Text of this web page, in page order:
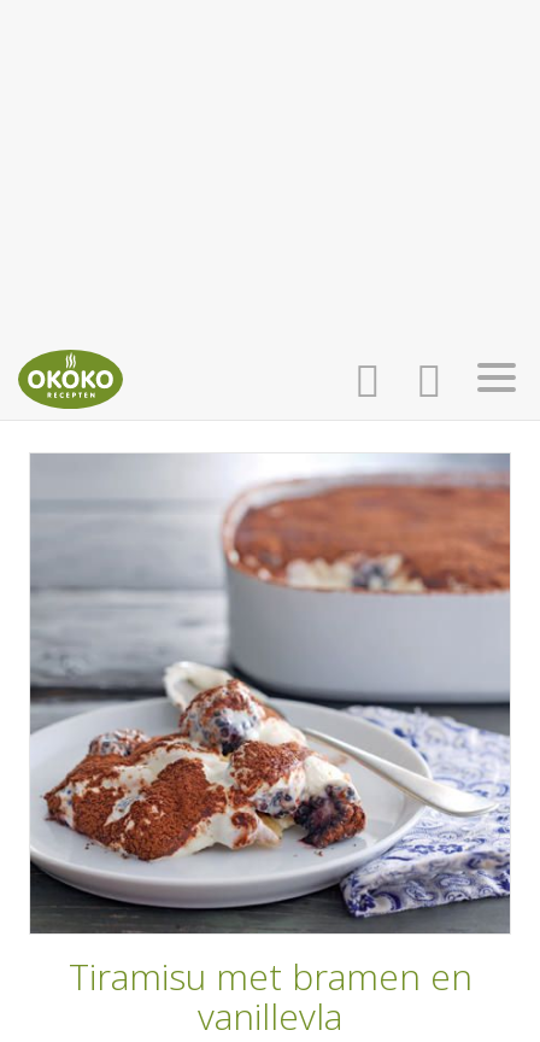
INLOGGEN
AANMELDEN
HOME
RECEPTEN
WEEKMENU'S
KOOKBOEKEN
Tiramisu met bramen en
vanillevla